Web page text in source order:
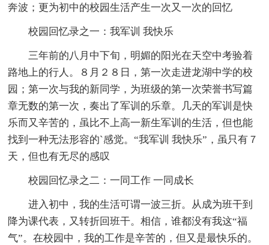
奔波；更为初中的校园生活产生一次又一次的回忆
校园回忆录之一：我军训 我快乐
三年前的八月中下旬，明媚的阳光在天空中考验着
路地上的行人。８月２８日，第一次走进龙湖中学的校
园；第一次与我的新同学，为班级的第一次荣誉书写篇
章无数的第一次，奏出了军训的乐章。几天的军训是快
乐而又辛苦的，虽比不上高一新生军训的生活，但也能
找到一种无法形容的`感觉。“我军训 我快乐”，虽只有７
天，但也有无尽的感叹
校园回忆录之二：一同工作 一同成长
进入初中，我的生活可谓一波三折。从成为班干到
降为课代表，又转折回班干。相信，谁都没有我这“福
气”。在校园中，我的工作是辛苦的，但又是最快乐的。